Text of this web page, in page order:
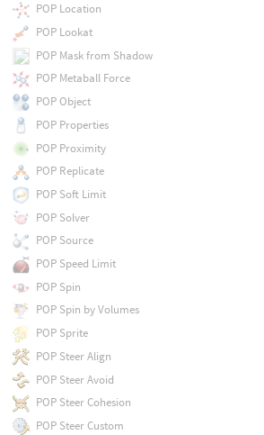
POP Location
POP Lookat
POP Mask from Shadow
POP Metaball Force
POP Object
POP Properties
POP Proximity
POP Replicate
POP Soft Limit
POP Solver
POP Source
POP Speed Limit
POP Spin
POP Spin by Volumes
POP Sprite
POP Steer Align
POP Steer Avoid
POP Steer Cohesion
POP Steer Custom